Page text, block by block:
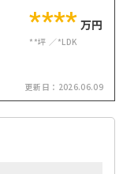
**** 万円
**坪 *LDK
更新日： 2026.06.09